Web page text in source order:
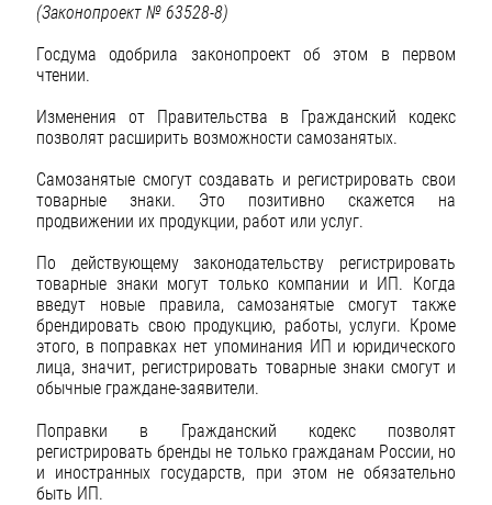
(Законопроект № 63528-8)
Госдума одобрила законопроект об этом в первом
чтении.
Изменения от Правительства в Гражданский кодекс
позволят расширить возможности самозанятых.
Самозанятые смогут создавать и регистрировать свои
товарные знаки. Это позитивно скажется на
продвижении их продукции, работ или услуг.
По действующему законодательству регистрировать
товарные знаки могут только компании и ИП. Когда
введут новые правила, самозанятые смогут также
брендировать свою продукцию, работы, услуги. Кроме
этого, в поправках нет упоминания ИП и юридического
лица, значит, регистрировать товарные знаки смогут и
обычные граждане-заявители.
Поправки в Гражданский кодекс позволят
регистрировать бренды не только гражданам России, но
и иностранных государств, при этом не обязательно
быть ИП.